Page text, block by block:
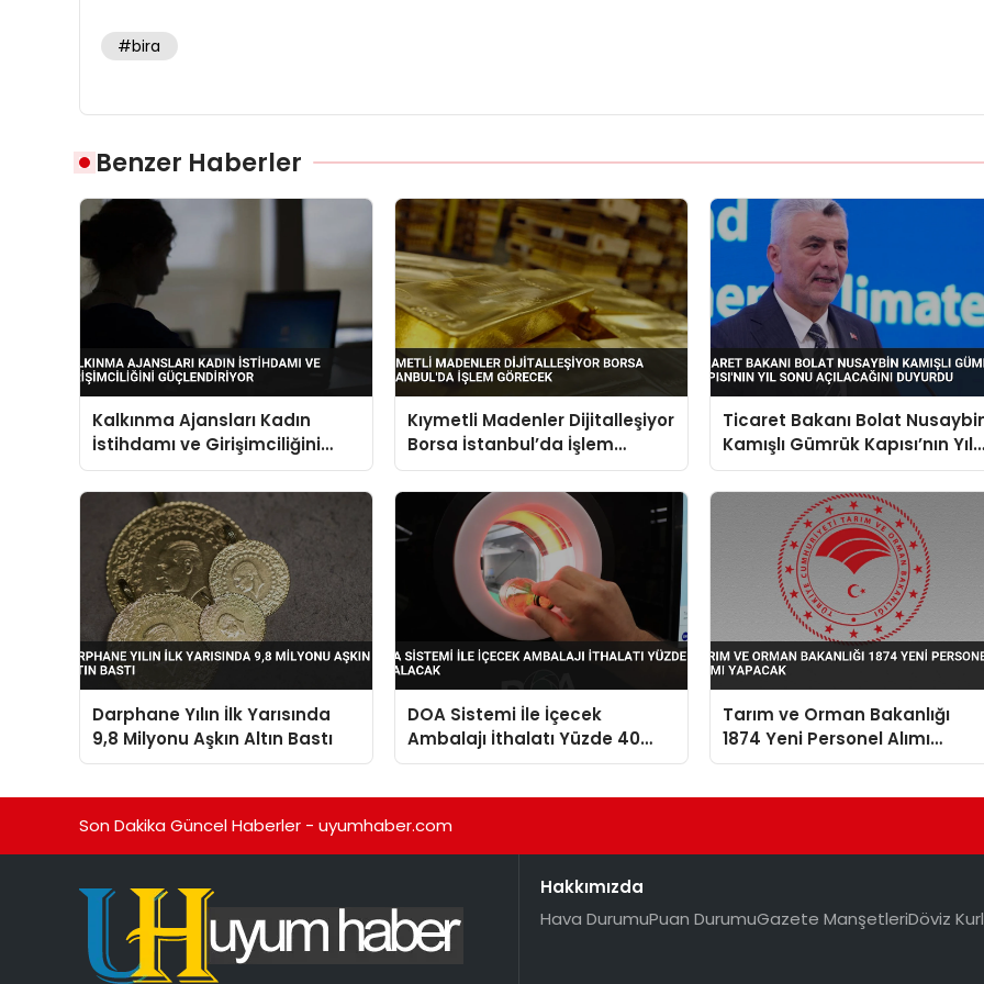
#bira
Benzer Haberler
Kalkınma Ajansları Kadın
İstihdamı ve Girişimciliğini
Güçlendiriyor
Kıymetli Madenler Dijitalleşiyor
Borsa İstanbul’da İşlem
Görecek
Ticaret Bakanı Bolat
Kamışlı Gümrük Kapısı’nın Yıl
Sonu Açılacağını Duyurdu
Darphane Yılın İlk Yarısında
9,8 Milyonu Aşkın Altın Bastı
DOA Sistemi İle İçecek
Ambalajı İthalatı Yüzde 40
Azalacak
Tarım ve Orman Bakanlığı
1874 Yeni Personel Alımı
Yapacak
Son Dakika Güncel Haberler - uyumhaber.com
Hakkımızda
Hava DurumuPuan DurumuGazete ManşetleriDöviz